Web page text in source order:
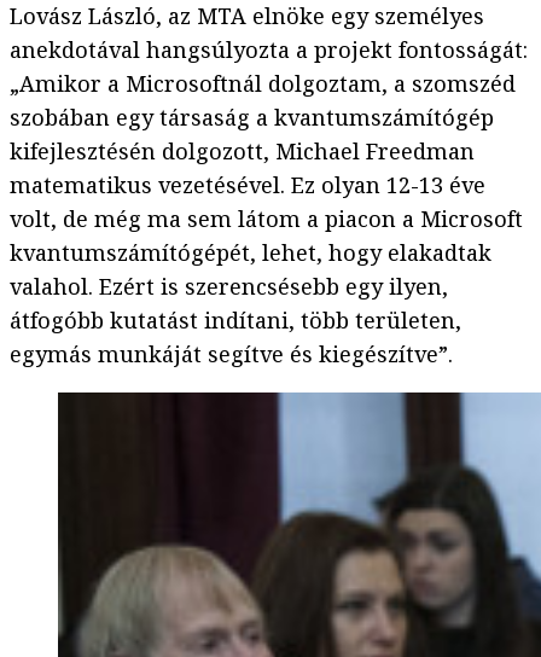
Lovász László, az MTA elnöke egy személyes
anekdotával hangsúlyozta a projekt fontosságát:
„Amikor a Microsoftnál dolgoztam, a szomszéd
szobában egy társaság a kvantumszámítógép
kifejlesztésén dolgozott, Michael Freedman
matematikus vezetésével. Ez olyan 12-13 éve
volt, de még ma sem látom a piacon a Microsoft
kvantumszámítógépét, lehet, hogy elakadtak
valahol. Ezért is szerencsésebb egy ilyen,
átfogóbb kutatást indítani, több területen,
egymás munkáját segítve és kiegészítve”.